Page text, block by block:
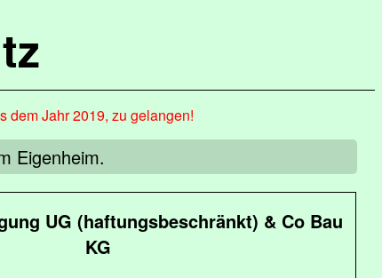
dem Jahr 2019, zu gelangen!
Eigenheim.
UG (haftungsbeschränkt) & Co Bau
KG